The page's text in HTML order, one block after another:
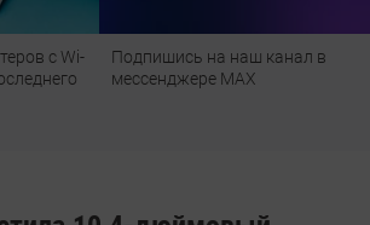
с Wi-
Подпишись на наш канал в
мессенджере МАХ